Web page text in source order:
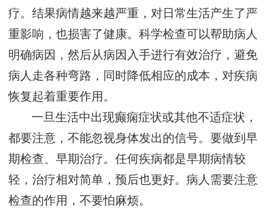
疗。结果病情越来越严重，对日常生活产生了严
重影响，也损害了健康。科学检查可以帮助病人
明确病因，然后从病因入手进行有效治疗，避免
病人走各种弯路，同时降低相应的成本，对疾病
恢复起着重要作用。
一旦生活中出现癫痫症状或其他不适症状，
都要注意，不能忽视身体发出的信号。要做到早
期检查、早期治疗。任何疾病都是早期病情较
轻，治疗相对简单，预后也更好。病人需要注意
检查的作用，不要怕麻烦。